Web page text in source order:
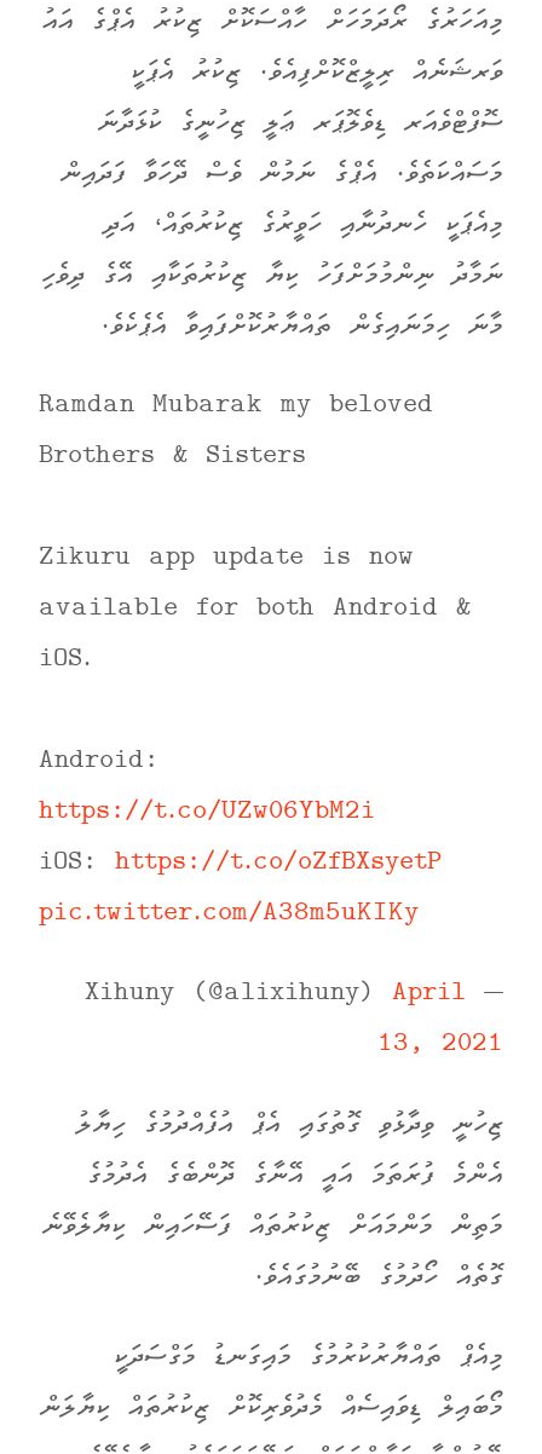
މިއަހަރުގެ ރޯދަމަހަށް ހާއްސަކޮށް ޒިކުރު އެޕްގެ އައު
ވަރޝަނެއް ރިލީޒްކޮށްފިއެވެ. ޒިކުރު އެޕަކީ
ސޮފްޓްވެއަރ ޑިވެލޮޕަރ ޢަލީ ޒިހުނީގެ ކުޅަދާނަ
މަސައްކަތެވެ. އެޕްގެ ނަމުން ވެސް ދޭހަވާ ފަދައިން
މިއެޕަކީ ހެނދުނާއި ހަވީރުގެ ޒިކުރުތައް، އަދި
ނަމާދު ނިންމުމަށްފަހު ކިޔާ ޒިކުރުތަކާއި އޭގެ ދިވެހި
މާނަ ހިމަނައިގެން ތައްޔާރުކޮށްފައިވާ އެޕެކެވެ.
Ramdan Mubarak my beloved
Brothers & Sisters
Zikuru app update is now
available for both Android &
iOS.
Android:
https://t.co/UZw06YbM2i
iOS: https://t.co/oZfBXsyetP
pic.twitter.com/A38m5uKIKy
— Xihuny (@alixihuny)
April
13, 2021
ޒިހުނީ ވިދާޅުވި ގޮތުގައި އެޕް އުފެއްދުމުގެ ހިޔާލު
އެންމެ ފުރަތަމަ އައީ އޭނާގެ ދޮންބެގެ އެދުމުގެ
މަތިން މަންމައަށް ޒިކުރުތައް ފަސޭހައިން ކިޔާލެވޭނެ
ގޮތެއް ހޯދުމުގެ ބޭނުމުގައެވެ.
މިއެޕް ތައްޔާރުކުރުމުގެ މައިގަނޑު މަގްސަދަކީ
މޯބައިލް ޑިވައިސެއް މެދުވެރިކޮށް ޒިކުރުތައް ކިޔާލަން